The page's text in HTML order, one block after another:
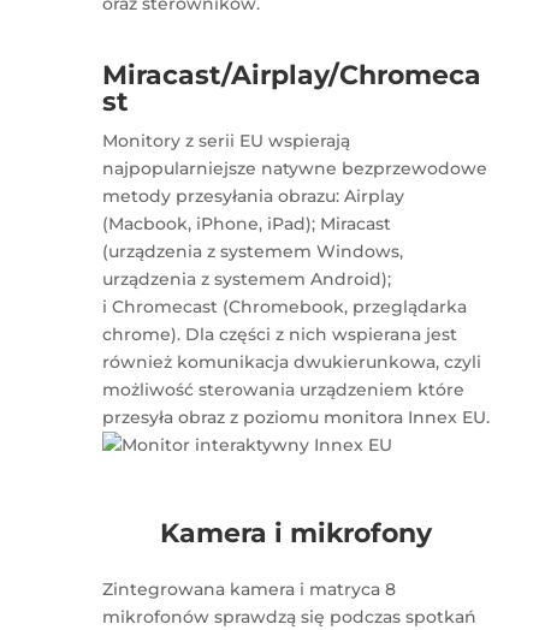
Miracast/Airplay/Chromeca
st
Monitory z serii EU wspierają
najpopularniejsze natywne bezprzewodowe
metody przesyłania obrazu: Airplay
(Macbook, iPhone, iPad); Miracast
(urządzenia z systemem Windows,
urządzenia z systemem Android);
i Chromecast (Chromebook, przeglądarka
chrome). Dla części z nich wspierana jest
również komunikacja dwukierunkowa, czyli
możliwość sterowania urządzeniem które
przesyła obraz z poziomu monitora Innex EU.
Kamera i mikrofony
Zintegrowana kamera i matryca 8
mikrofonów sprawdzą się podczas spotkań